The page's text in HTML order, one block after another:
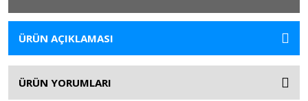
ÜRÜN AÇIKLAMASI
ÜRÜN YORUMLARI